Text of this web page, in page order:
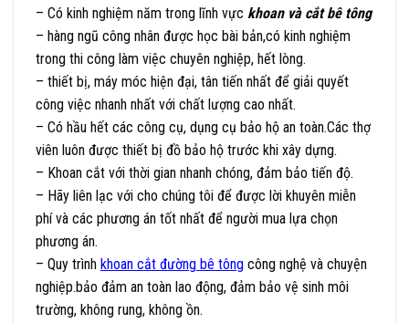
– Có kinh nghiệm năm trong lĩnh vực khoan và cắt bê tông
– hàng ngũ công nhân được học bài bản,có kinh nghiệm
trong thi công làm việc chuyên nghiệp, hết lòng.
– thiết bị, máy móc hiện đại, tân tiến nhất để giải quyết
công việc nhanh nhất với chất lượng cao nhất.
– Có hầu hết các công cụ, dụng cụ bảo hộ an toàn.Các thợ
viên luôn được thiết bị đồ bảo hộ trước khi xây dựng.
– Khoan cắt với thời gian nhanh chóng, đảm bảo tiến độ.
– Hãy liên lạc với cho chúng tôi để được lời khuyên miễn
phí và các phương án tốt nhất để người mua lựa chọn
phương án.
– Quy trình khoan cắt đường bê tông công nghệ và chuyện
nghiệp.bảo đảm an toàn lao động, đảm bảo vệ sinh môi
trường, không rung, không ồn.